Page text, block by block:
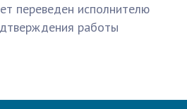
переведен исполнителю
работы